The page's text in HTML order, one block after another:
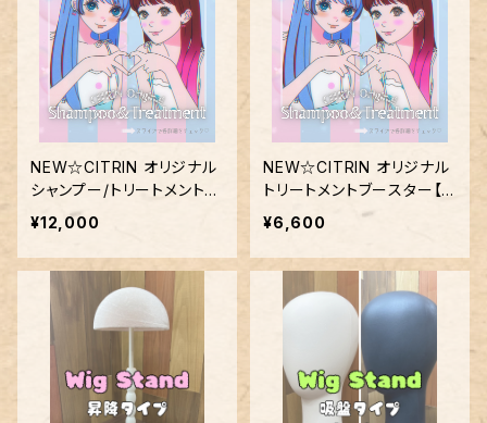
NEW☆CITRIN オリジナル
シャンプー/トリートメント各
種【1㎏】
¥12,000
NEW☆CITRIN オリジナル
トリートメントブースター【3
00g】
¥6,600